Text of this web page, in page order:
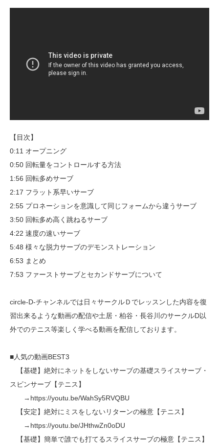
【目次】
0:11 オープニング
0:50 回転量をコントロールする方法
1:56 回転多めサーブ
2:17 フラット系早いサーブ
2:55 プロネーションを意識して同じフォームから違うサーブ
3:50 回転多め高く跳ねるサーブ
4:22 速度の速いサーブ
5:48 様々な脱力サーブのデモンストレーション
6:53 まとめ
7:53 ファーストサーブとセカンドサーブについて
circle-D-チャンネルでは日々サークルＤでレッスンした内容を復
習出来るような動画の配信や土居・柏谷・長谷川のサークルD以
外でのテニス等楽しく学べる動画を配信しております。
■人気の動画BEST3
【基礎】絶対にネットをしないサーブの基礎スライスサーブ・
スピンサーブ【テニス】
→https://youtu.be/WahSy5RVQBU
【安定】絶対にミスをしないリターンの極意【テニス】
→https://youtu.be/JHthwZn0oDU
【基礎】簡単で誰でも打てるスライスサーブの極意【テニス】